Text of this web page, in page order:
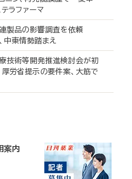
ラファーマ
製品の影響調査を依頼
中東情勢踏まえ
技術等開発推進検討会が初
労省提示の要件案、大筋で
案内